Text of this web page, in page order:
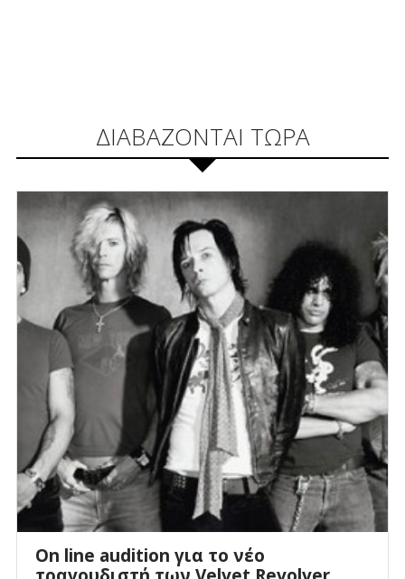
ΔΙΑΒΑΖΟΝΤΑΙ ΤΩΡΑ
On line audition για το νέο